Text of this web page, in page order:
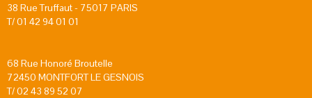
38 Rue Truffaut - 75017 PARIS
T/ 01 42 94 01 01
68 Rue Honoré Broutelle
72450 MONTFORT LE GESNOIS
T/ 02 43 89 52 07